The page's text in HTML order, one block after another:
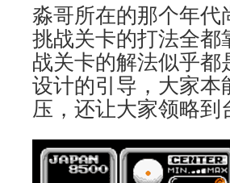
淼哥所在的那个年
挑战关卡的打法全
战关卡的解法似乎
设计的引导，大家
压，还让大家领略